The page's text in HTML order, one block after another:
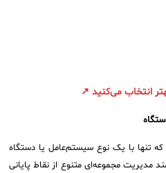
انتخاب می‌کنید ↗
که تنها با یک نوع سیستم‌عامل یا دستگاه
مدیریت مجموعه‌ای متنوع از نقاط پایانی